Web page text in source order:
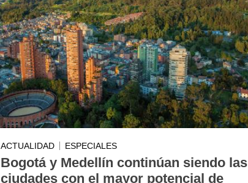
ACTUALIDAD ESPECIALES
Bogotá y Medellín continúan siendo las
ciudades con el mayor potencial de